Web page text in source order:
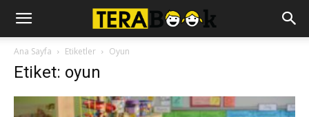
Ana Sayfa Etiketler Oyun
Etiket: oyun